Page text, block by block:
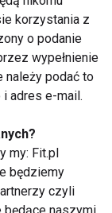
z
– w obawie
jednak tego
mieć
udać się
korzystania z
o podanie
wypełnienie
należy podać to
adres e-mail.
my: Fit.pl
będziemy
czyli